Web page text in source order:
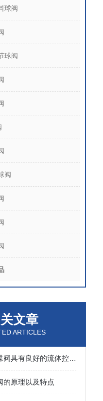
球阀
球阀
阀
文章
ARTICLES
智能型电动蝶阀具有良好的流体控制特性
的原理以及特点